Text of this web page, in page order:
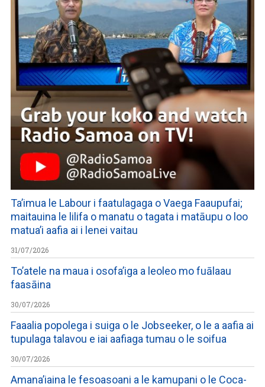
Ta’imua le Labour i faatulagaga o Vaega Faaupufai;
maitauina le lilifa o manatu o tagata i matāupu o loo
matua’i aafia ai i lenei vaitau
31/07/2026
To’atele na maua i osofa’iga a leoleo mo fuālaau
faasāina
30/07/2026
Faaalia popolega i suiga o le Jobseeker, o le a aafia ai
tupulaga talavou e iai aafiaga tumau o le soifua
30/07/2026
Amana’iaina le fesoasoani a le kamupani o le Coca-